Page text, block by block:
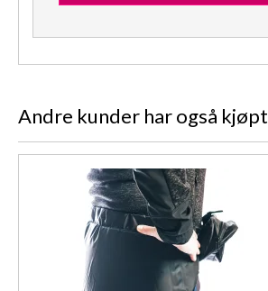
Andre kunder har også kjøpt